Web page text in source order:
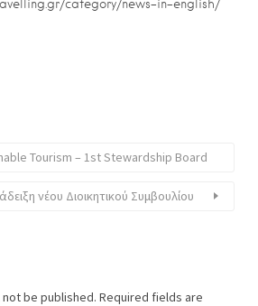
category/news-in-english/
Tourism – 1st Stewardship Board
νέου Διοικητικού Συμβουλίου
be published. Required fields are